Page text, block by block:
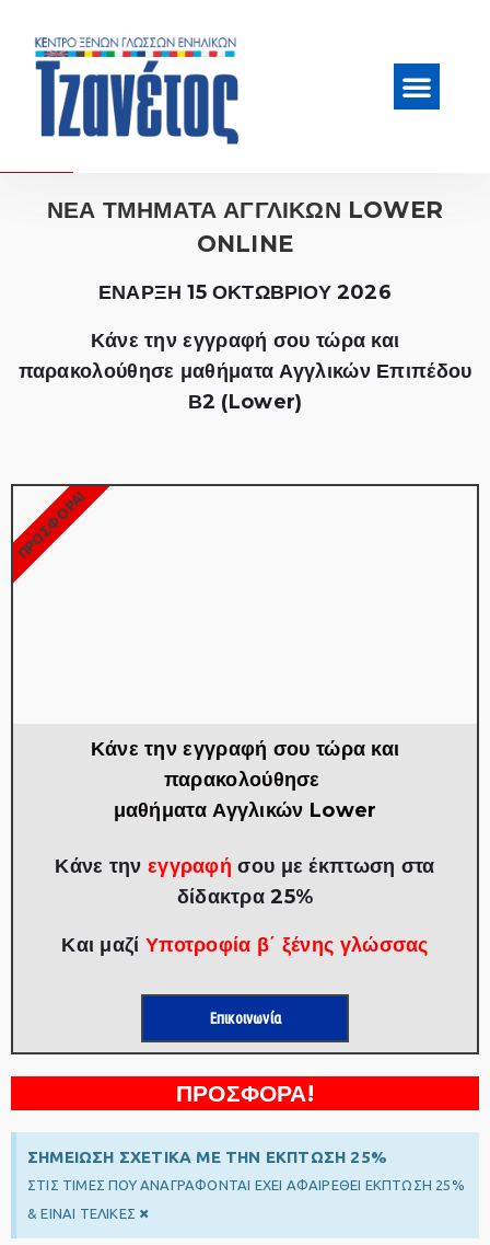
ΝΕΑ ΤΜΗΜΑΤΑ ΑΓΓΛΙΚΩΝ LOWER
ONLINE
ΕΝΑΡΞΗ 15 ΟΚΤΩΒΡΙΟΥ 2026
Κάνε την εγγραφή σου τώρα και
παρακολούθησε μαθήματα Αγγλικών Επιπέδου
Β2 (Lower)
Κάνε την εγγραφή σου τώρα και
παρακολούθησε
μαθήματα Αγγλικών Lower
Κάνε την εγγραφή σου με έκπτωση στα
δίδακτρα 25%
Και μαζί Υποτροφία β΄ ξένης γλώσσας
Επικοινωνία
ΠΡΟΣΦΟΡΑ!
ΠΡΟΣΦΟΡΑ!
ΣΗΜΕΙΩΣΗ ΣΧΕΤΙΚΑ ΜΕ ΤΗΝ ΕΚΠΤΩΣΗ 25%
ΣΤΙΣ ΤΙΜΕΣ ΠΟΥ ΑΝΑΓΡΑΦΟΝΤΑΙ ΕΧΕΙ ΑΦΑΙΡΕΘΕΙ ΕΚΠΤΩΣΗ 25%
& ΕΙΝΑΙ ΤΕΛΙΚΕΣ ×